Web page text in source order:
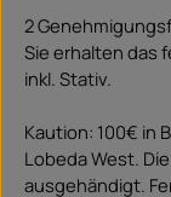
2
Sie erhalten das
inkl. Stativ.
Kaution: 100€ in
Lobeda West.
ausgehändigt.